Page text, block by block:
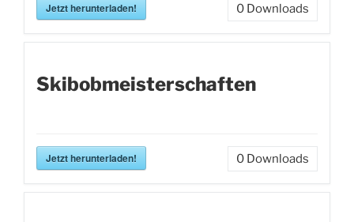
Jetzt herunterladen! 0 Downloads
Skibobmeisterschaften
Jetzt herunterladen! 0 Downloads